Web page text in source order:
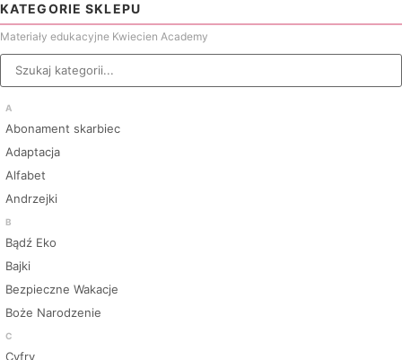
KATEGORIE SKLEPU
Materiały edukacyjne Kwiecien Academy
A
Abonament skarbiec
Adaptacja
Alfabet
Andrzejki
B
Bądź Eko
Bajki
Bezpieczne Wakacje
Boże Narodzenie
C
Cyfry